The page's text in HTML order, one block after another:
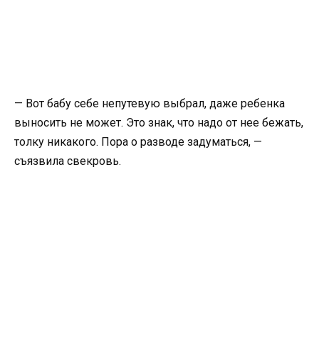
— Вот бабу себе непутевую выбрал, даже ребенка
выносить не может. Это знак, что надо от нее бежать,
толку никакого. Пора о разводе задуматься, —
съязвила свекровь.